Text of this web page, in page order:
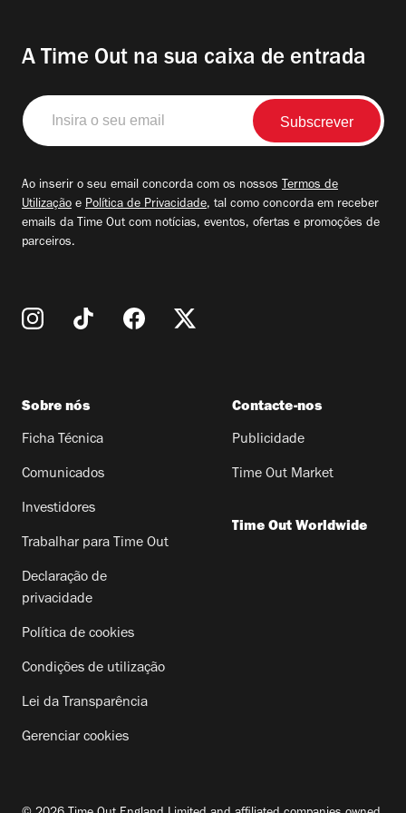
A Time Out na sua caixa de entrada
Insira
o
seu
Ao inserir o seu email concorda com os nossos Termos de
Utilização e Política de Privacidade, tal como concorda em receber
emails da Time Out com notícias, eventos, ofertas e promoções de
parceiros.
Sobre nós
Ficha Técnica
Comunicados
Investidores
Trabalhar para Time Out
Declaração de
privacidade
Política de cookies
Condições de utilização
Lei da Transparência
Gerenciar cookies
Contacte-nos
Publicidade
Time Out Market
Time Out Worldwide